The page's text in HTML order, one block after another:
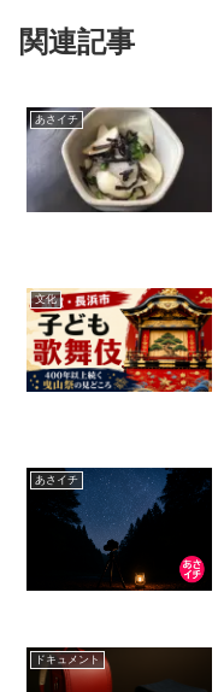
関連記事
あさイチ
文化
あさイチ
ドキュメント